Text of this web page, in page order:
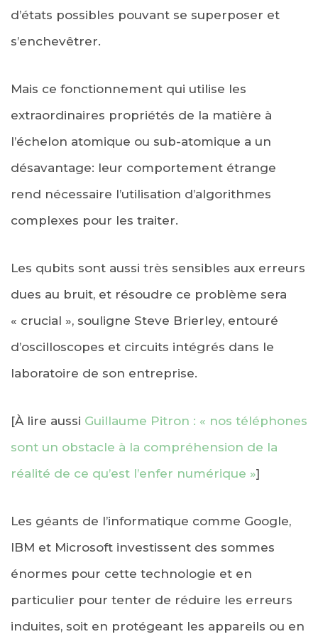
d’états possibles pouvant se superposer et
s’enchevêtrer.
Mais ce fonctionnement qui utilise les
extraordinaires propriétés de la matière à
l’échelon atomique ou sub-atomique a un
désavantage: leur comportement étrange
rend nécessaire l’utilisation d’algorithmes
complexes pour les traiter.
Les qubits sont aussi très sensibles aux erreurs
dues au bruit, et résoudre ce problème sera
« crucial », souligne Steve Brierley, entouré
d’oscilloscopes et circuits intégrés dans le
laboratoire de son entreprise.
[À lire aussi Guillaume Pitron : « nos téléphones
sont un obstacle à la compréhension de la
réalité de ce qu’est l’enfer numérique »]
Les géants de l’informatique comme Google,
IBM et Microsoft investissent des sommes
énormes pour cette technologie et en
particulier pour tenter de réduire les erreurs
induites, soit en protégeant les appareils ou en